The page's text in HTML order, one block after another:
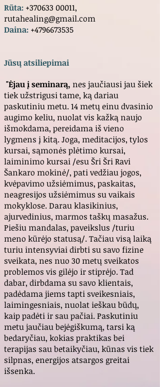
Rūta: +370633 00011,
rutahealing@gmail.com
Daina: +4796673535
Jūsų atsiliepimai
"Ėjau į seminarą, nes jaučiausi jau šiek
tiek užstrigusi tame, ką dariau
paskutiniu metu. 14 metų einu dvasinio
augimo keliu, nuolat vis kažką naujo
išmokdama, pereidama iš vieno
lygmens į kitą. Joga, meditacijos, tylos
kursai, sąmonės plėtimo kursai,
laiminimo kursai /esu Šri Šri Ravi
Šankaro mokinė/, pati vedžiau jogos,
kvėpavimo užsiėmimus, paskaitas,
neagresijos užsiėmimus su vaikais
mokyklose. Darau klasikinius,
ajurvedinius, marmos taškų masažus.
Piešiu mandalas, paveikslus /turiu
meno kūrėjo statusą/. Tačiau visą laiką
turiu intensyviai dirbti su savo fizine
sveikata, nes nuo 30 metų sveikatos
problemos vis gilėjo ir stiprėjo. Tad
dabar, dirbdama su savo klientais,
padėdama jiems tapti sveikesniais,
laimingesniais, nuolat ieškau būdų,
kaip padėti ir sau pačiai. Paskutiniu
metu jaučiau bejėgiškumą, tarsi ką
bedaryčiau, kokias praktikas bei
terapijas sau betaikyčiau, kūnas vis tiek
silpnas, energijos atsargos greitai
išsenka.